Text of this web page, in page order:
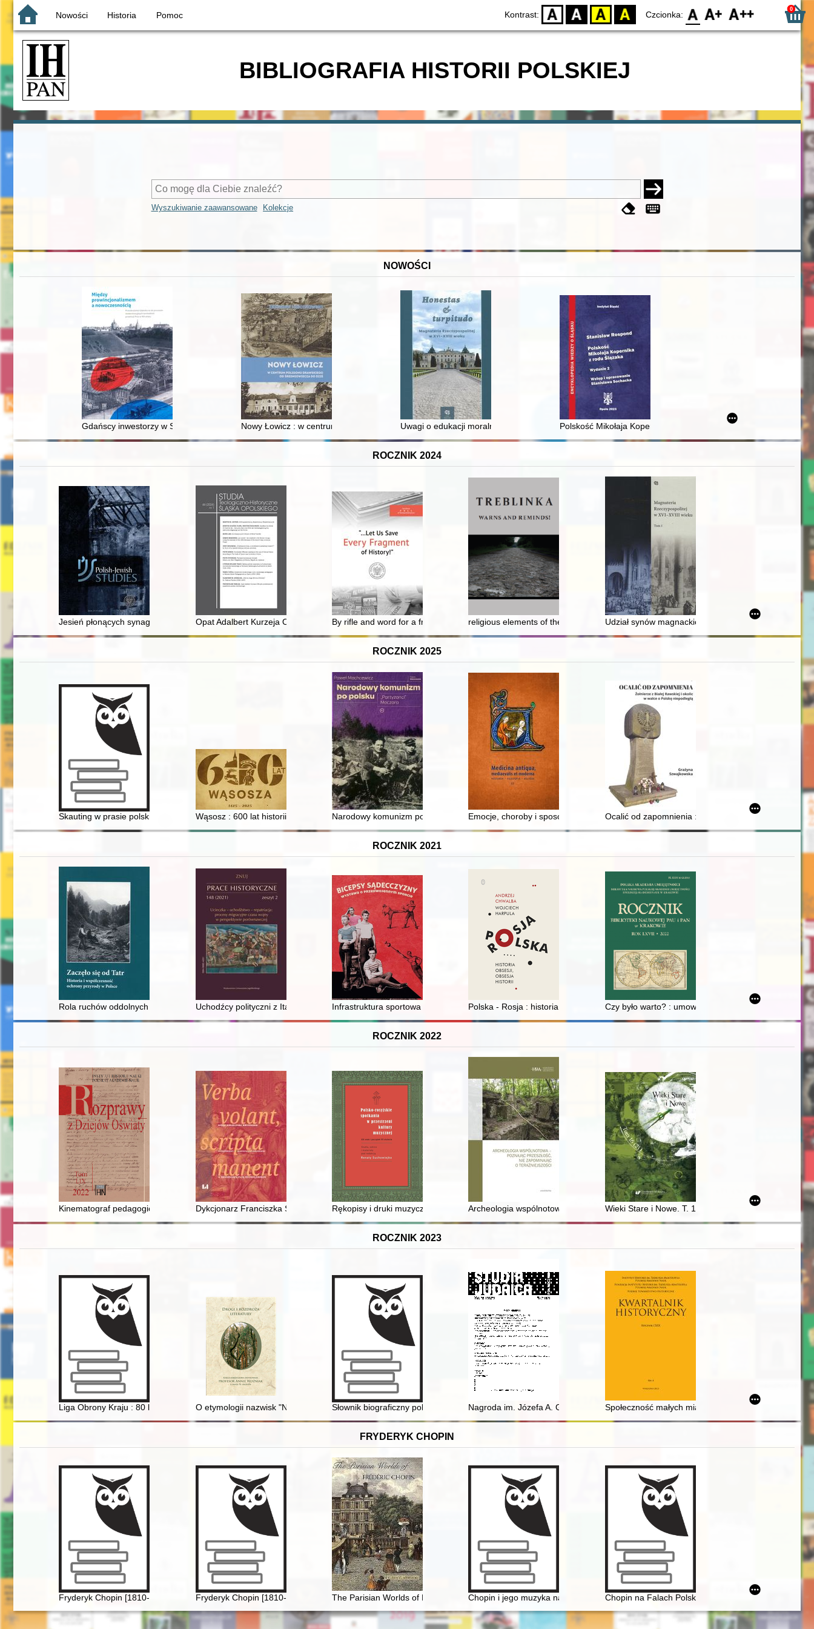
Nowości Historia Pomoc Kontrast: D BW YB BY Czcionka: F0 F1 F2 0
BIBLIOGRAFIA HISTORII POLSKIEJ
Wyszukiwanie zaawansowane Kolekcje
NOWOŚCI
Gdańscy inwestorzy w Sopocie : prestiż finansowy i towarzyski lokalnego mieszczaństwa w 2. poł. XIX w
Nowy Łowicz : w centrum poligonu drawskiego od średniowiecza do dziśUwagi o edukacji moralnej synów szlacheckich w XVI-wiecznej Rzeczypospolitej
Polskość Mikołaja Kopernika z rodu Ślązaka
ROCZNIK 2024
Jesień płonących synagog : jedno z następstw agresji Niemiec na Polskę w 1939 roku
Opat Adalbert Kurzeja OSB jako przedstawiciel pojednania polsko-niemieckiego
By rifle and word for a free and independent Poland : Stanisław Bóbr-Tylingo and his archive
religious elements of the extermination at Treblinka : an attempt on analysis of the issue
Udział synów magnackich w obradach izby
ROCZNIK 2025
Skauting w prasie polskiej z lat 1909-1911 : (teksty źródłowe)
Wąsosz : 600 lat historii Narodowy komunizm po polsku : "partyzanci" MoczaraEmocje, choroby i sposoby leczenia : z życia artysty Jana Matejko : pierś pelikana
Ocalić od zapomnienia : żołnierze z Białej Rawskiej i
ROCZNIK 2021
Rola ruchów oddolnych w ochronie przyrody w PolsceUchodźcy polityczni z Italii w okresie pierwszej wojny domowej i dyktatury L. Korneliusza Sulli (88-79 przed Chr.)
Infrastruktura sportowa Nowego Sącza do 1939 rPolska - Rosja : historia obsesji, obsesja historiiCzy było warto? : umowa krakowska z 18 września
ROCZNIK 2022
Kinematograf pedagogiczny" - nowoczesny środek dydaktyczny na początku XX wieku w Królestwie Polskim
Dykcjonarz Franciszka Salezego Jezierskiego : publicystyka w formie encyklopedii
Rękopisy i druki muzyczne kompozytorów polskich przechowywane w Rosyjskim Państwowym Archiwum Literatury i Sztuki w
Archeologia wspólnotowa w poznawaniu własnego dziedzictwa : Góry Wysokie, gm.
Wieki Stare i Nowe. T. 16 (21) (2021)
ROCZNIK 2023
Liga Obrony Kraju : 80 lat działalności patriotyczno-obronnej i sportowejO etymologii nazwisk "Nizbrycki", "Birycki" notowanych we wsiach położonych w przeszłości w dobrach Narewka w byłym powiecie grodzieńskim
Słownik biograficzny polskiego obozu narodowego : całość w 40 tomach. T. 27
Nagroda im. Józefa A. Gierowskiego i Chonego ShmerukaSpołeczność małych miast południowej Małopolski
FRYDERYK CHOPIN
Fryderyk Chopin [1810-1849]. KorzenieFryderyk Chopin [1810-1849] i jego muzykaThe Parisian Worlds of Frédéric ChopinChopin i jego muzyka na Dolnym Śląsku" - wystawa w Archiwum Państwowym we
Chopin na Falach Polskiego Radia